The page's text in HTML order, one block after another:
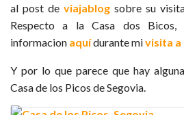
al post de viajablog sobre su
Respecto a la Casa dos Bicos,
informacion aquídurante mivisita a
Y por lo que parece que hay
Casa de los Picos de Segovia.